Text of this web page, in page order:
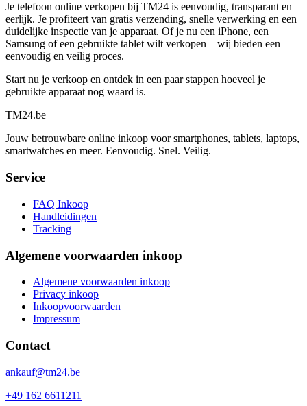
Je telefoon online verkopen bij TM24 is eenvoudig, transparant en
eerlijk. Je profiteert van gratis verzending, snelle verwerking en een
duidelijke inspectie van je apparaat. Of je nu een iPhone, een
Samsung of een gebruikte tablet wilt verkopen – wij bieden een
eenvoudig en veilig proces.
Start nu je verkoop en ontdek in een paar stappen hoeveel je
gebruikte apparaat nog waard is.
TM24.be
Jouw betrouwbare online inkoop voor smartphones, tablets, laptops,
smartwatches en meer. Eenvoudig. Snel. Veilig.
Service
FAQ Inkoop
Handleidingen
Tracking
Algemene voorwaarden inkoop
Algemene voorwaarden inkoop
Privacy inkoop
Inkoopvoorwaarden
Impressum
Contact
ankauf@tm24.be
+49 162 6611211